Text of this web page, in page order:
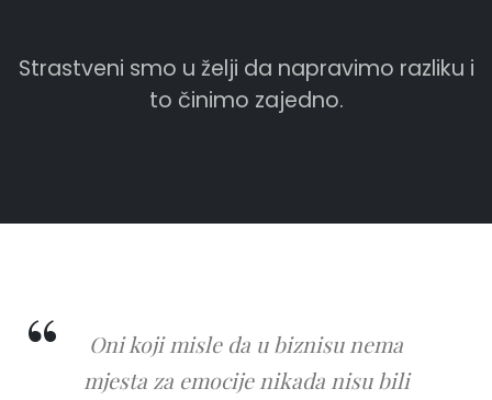
Strastveni smo u želji da napravimo razliku i
to činimo zajedno.
Oni koji misle da u biznisu nema
mjesta za emocije nikada nisu bili